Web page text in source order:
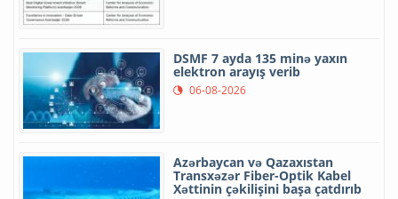
DSMF 7 ayda 135 minə yaxın
elektron arayış verib
06-08-2026
Azərbaycan və Qazaxıstan
Transxəzər Fiber-Optik Kabel
Xəttinin çəkilişini başa çatdırıb